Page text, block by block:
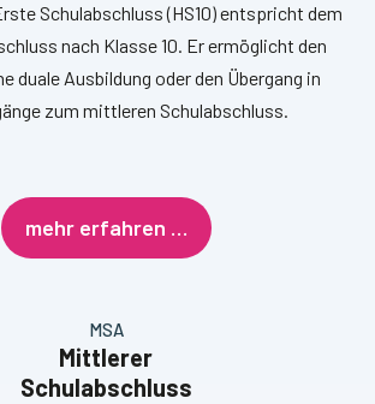
Schulabschluss (HS10) entspricht dem
nach Klasse 10. Er ermöglicht den
duale Ausbildung oder den Übergang in
zum mittleren Schulabschluss.
mehr erfahren …
MSA
Mittlerer
Schulabschluss